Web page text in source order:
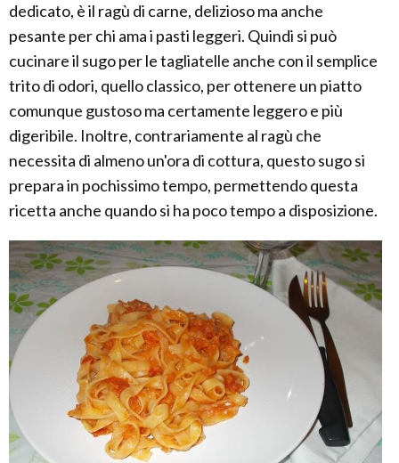
dedicato, è il ragù di carne, delizioso ma anche
pesante per chi ama i pasti leggeri. Quindi si può
cucinare il sugo per le tagliatelle anche con il semplice
trito di odori, quello classico, per ottenere un piatto
comunque gustoso ma certamente leggero e più
digeribile. Inoltre, contrariamente al ragù che
necessita di almeno un'ora di cottura, questo sugo si
prepara in pochissimo tempo, permettendo questa
ricetta anche quando si ha poco tempo a disposizione.